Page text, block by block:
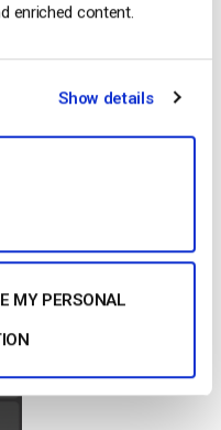
enriched content.
Show details
MY PERSONAL